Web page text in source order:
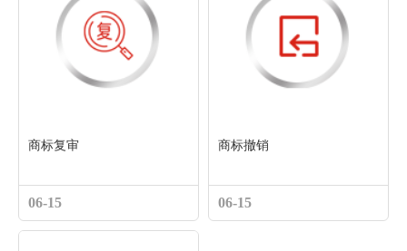
商标复审
06-15
商标撤销
06-15